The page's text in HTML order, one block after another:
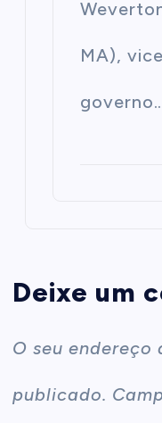
MA),
Deixe um
O seu endereço
publicado.